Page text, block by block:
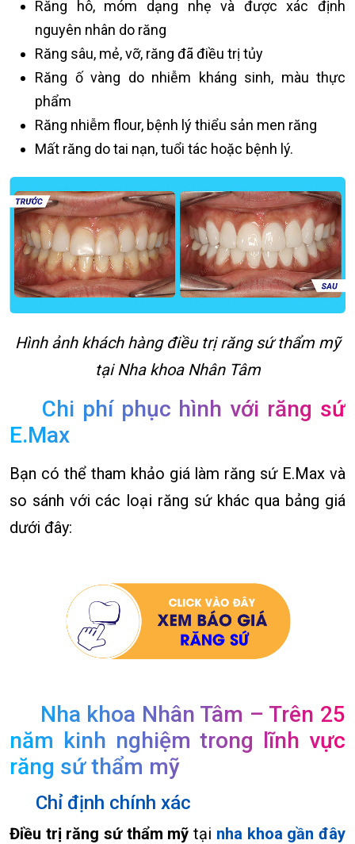
Răng hô, móm dạng nhẹ và được xác định
nguyên nhân do răng
Răng sâu, mẻ, vỡ, răng đã điều trị tủy
Răng ố vàng do nhiễm kháng sinh, màu thực
phẩm
Răng nhiễm flour, bệnh lý thiểu sản men răng
Mất răng do tai nạn, tuổi tác hoặc bệnh lý.
Hình ảnh khách hàng điều trị răng sứ thẩm mỹ
tại Nha khoa Nhân Tâm
Chi phí phục hình với răng sứ
E.Max
Bạn có thể tham khảo giá làm răng sứ E.Max và
so sánh với các loại răng sứ khác qua bảng giá
dưới đây:
Nha khoa Nhân Tâm – Trên 25
năm kinh nghiệm trong lĩnh vực
răng sứ thẩm mỹ
Chỉ định chính xác
Điều trị răng sứ thẩm mỹ tại nha khoa gần đây